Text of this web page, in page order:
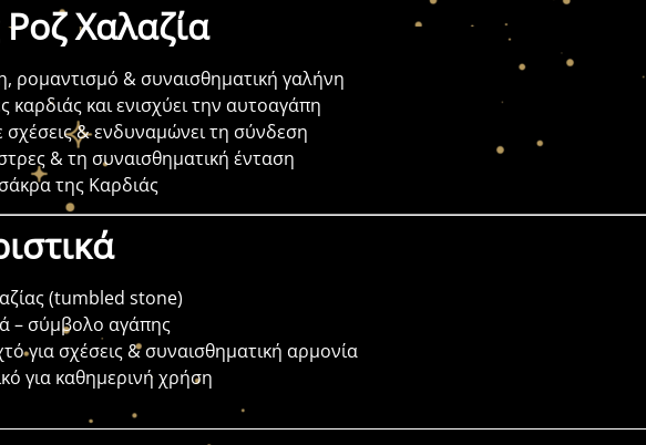
Ροζ Χαλαζία
ρομαντισμό & συναισθηματική γαλήνη
καρδιάς και ενισχύει την αυτοαγάπη
σχέσεις & ενδυναμώνει τη σύνδεση
& τη συναισθηματική ένταση
της Καρδιάς
(tumbled stone)
– σύμβολο αγάπης
για σχέσεις & συναισθηματική αρμονία
για καθημερινή χρήση